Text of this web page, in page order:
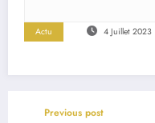
Actu 4 Juillet 2023
Previous post